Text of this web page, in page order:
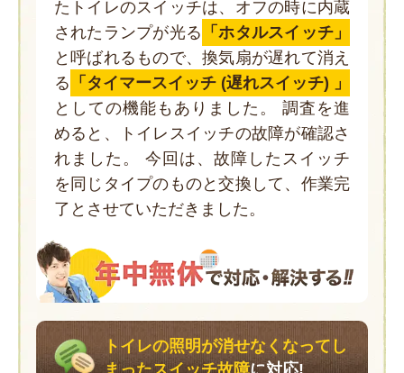
たトイレのスイッチは、オフの時に内蔵
されたランプが光る 「ホタルスイッチ」
と呼ばれるもので、換気扇が遅れて消え
る 「タイマースイッチ (遅れスイッチ) 」
としての機能もありました。 調査を進
めると、トイレスイッチの故障が確認さ
れました。 今回は、故障したスイッチ
を同じタイプのものと交換して、作業完
了とさせていただきました。
トイレの照明が消せなくなってし
まったスイッチ故障に対応!